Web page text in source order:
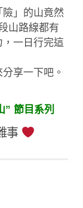
」的山竟然
山路線都有
一日行完這
享一下吧。
” 節目系列
事